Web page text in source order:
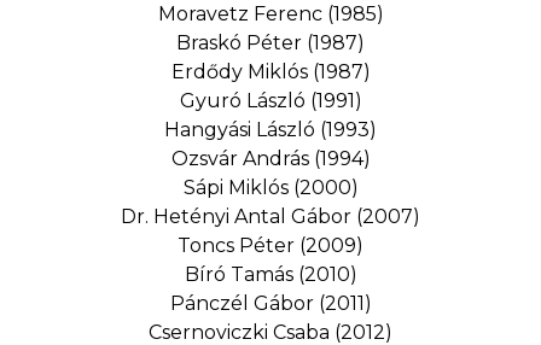
Moravetz Ferenc (1985)
Braskó Péter (1987)
Erdődy Miklós (1987)
Gyuró László (1991)
Hangyási László (1993)
Ozsvár András (1994)
Sápi Miklós (2000)
Dr. Hetényi Antal Gábor (2007)
Toncs Péter (2009)
Bíró Tamás (2010)
Pánczél Gábor (2011)
Csernoviczki Csaba (2012)